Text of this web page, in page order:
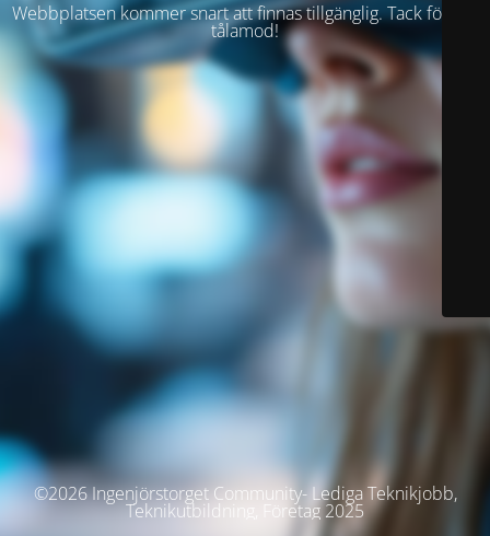
Webbplatsen kommer snart att finnas tillgänglig. Tack för ditt
tålamod!
©2026 Ingenjörstorget Community- Lediga Teknikjobb,
Teknikutbildning, Företag 2025